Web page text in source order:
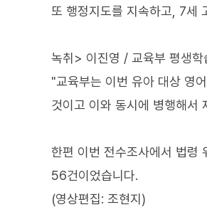
또 행정지도를 지속하고, 7세
녹취> 이진영 / 교육부 평생학
"교육부는 이번 유아 대상 영
것이고 이와 동시에 병행해서
한편 이번 전수조사에서 법령
56건이었습니다.
(영상편집: 조현지)